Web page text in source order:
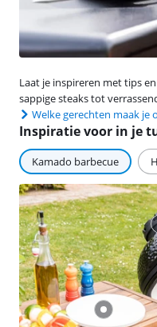
Laat je inspireren met tips
sappige steaks tot
Welke gerechten maak je
Inspiratie voor in je
Kamado barbecue